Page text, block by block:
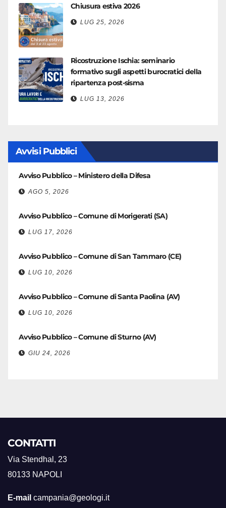
Chiusura estiva 2026
LUG 25, 2026
Ricostruzione Ischia: seminario
formativo sugli aspetti burocratici della
ripartenza post-sisma
LUG 13, 2026
Avvisi Pubblici
Avviso Pubblico – Ministero della Difesa
AGO 5, 2026
Avviso Pubblico – Comune di Morigerati (SA)
LUG 17, 2026
Avviso Pubblico – Comune di San Tammaro (CE)
LUG 10, 2026
Avviso Pubblico – Comune di Santa Paolina (AV)
LUG 10, 2026
Avviso Pubblico – Comune di Sturno (AV)
GIU 24, 2026
CONTATTI
Via Stendhal, 23
80133 NAPOLI
E-mail campania@geologi.it